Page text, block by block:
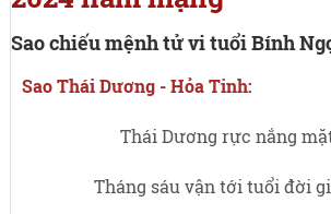
Sao chiếu mệnh tử vi tuổi Bính
Sao Thái Dương - Hỏa Tinh:
Thái Dương rực nắng
Tháng sáu vận tới tuổi đời